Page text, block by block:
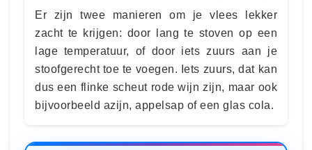
Er zijn twee manieren om je vlees lekker
zacht te krijgen: door lang te stoven op een
lage temperatuur, of door iets zuurs aan je
stoofgerecht toe te voegen. Iets zuurs, dat kan
dus een flinke scheut rode wijn zijn, maar ook
bijvoorbeeld azijn, appelsap of een glas cola.